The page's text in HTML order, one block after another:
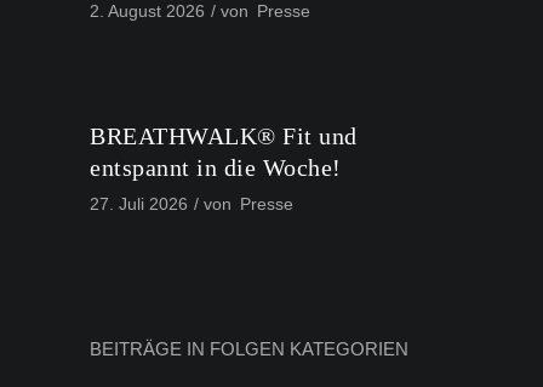
2. August 2026 von Presse
BREATHWALK® Fit und
entspannt in die Woche!
27. Juli 2026 von Presse
BEITRÄGE IN FOLGEN KATEGORIEN